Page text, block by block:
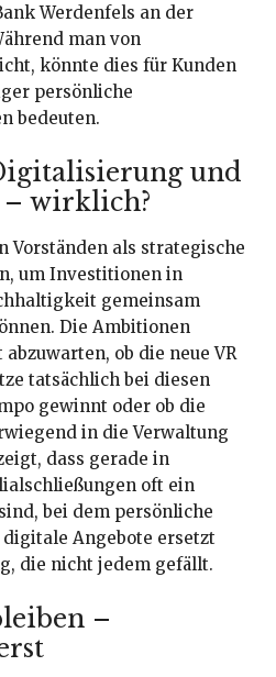
Werdenfels an der
man von
könnte dies für Kunden
persönliche
bedeuten.
und
wirklich?
Vorständen als strategische
um Investitionen in
gemeinsam
Die Ambitionen
ob die neue VR
tatsächlich bei diesen
gewinnt oder ob die
in die Verwaltung
dass gerade in
oft ein
bei dem persönliche
Angebote ersetzt
die nicht jedem gefällt.
–